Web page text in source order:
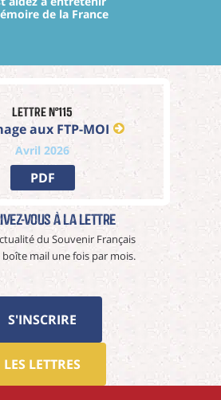
de la France
Lettre n°115
aux FTP-MOI
Avril 2026
PDF
vous à La Lettre
du Souvenir Français
mail une fois par mois.
S'INSCRIRE
LES LETTRES